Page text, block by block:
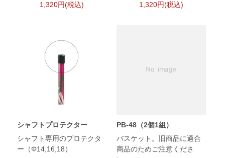
1,320円(税込)
1,320円(税込)
シャフトプロテクター
シャフト専用のプロテクタ
ー（Φ14,16,18）
PB-48（2個1組）
バスケット。旧商品に適合
商品のためご注意くださ